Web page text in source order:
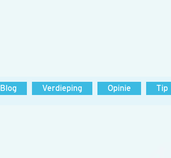
Blog Verdieping Opinie Tip